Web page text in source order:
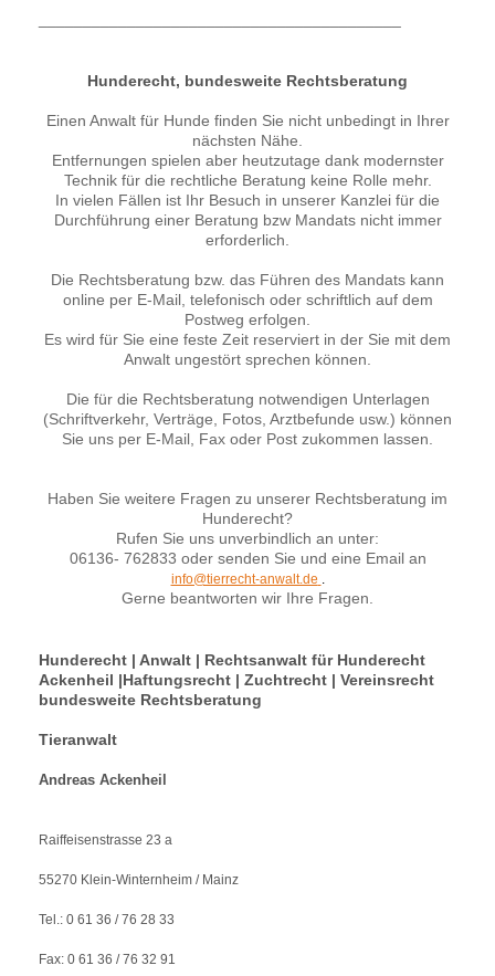
Hunderecht, bundesweite Rechtsberatung
Einen Anwalt für Hunde finden Sie nicht unbedingt in Ihrer
nächsten Nähe.
Entfernungen spielen aber heutzutage dank modernster
Technik für die rechtliche Beratung keine Rolle mehr.
In vielen Fällen ist Ihr Besuch in unserer Kanzlei für die
Durchführung einer Beratung bzw Mandats nicht immer
erforderlich.
Die Rechtsberatung bzw. das Führen des Mandats kann
online per E-Mail, telefonisch oder schriftlich auf dem
Postweg erfolgen.
Es wird für Sie eine feste Zeit reserviert in der Sie mit dem
Anwalt ungestört sprechen können.
Die für die Rechtsberatung notwendigen Unterlagen
(Schriftverkehr, Verträge, Fotos, Arztbefunde usw.) können
Sie uns per E-Mail, Fax oder Post zukommen lassen.
Haben Sie weitere Fragen zu unserer Rechtsberatung im
Hunderecht?
Rufen Sie uns unverbindlich an unter:
06136- 762833 oder senden Sie und eine Email an
info@tierrecht-anwalt.de .
Gerne beantworten wir Ihre Fragen.
Hunderecht | Anwalt | Rechtsanwalt für Hunderecht
Ackenheil |Haftungsrecht | Zuchtrecht | Vereinsrecht
bundesweite Rechtsberatung
Tieranwalt
Andreas Ackenheil
Raiffeisenstrasse 23 a
55270 Klein-Winternheim / Mainz
Tel.: 0 61 36 / 76 28 33
Fax: 0 61 36 / 76 32 91